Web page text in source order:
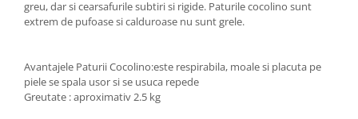
greu, dar si cearsafurile subtiri si rigide. Paturile cocolino sunt
extrem de pufoase si calduroase nu sunt grele.
Avantajele Paturii Cocolino:este respirabila, moale si placuta pe
piele se spala usor si se usuca repede
Greutate : aproximativ 2.5 kg